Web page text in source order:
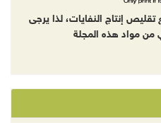
إنتاج النفايات، لذا يرجى
من مواد هذه المجلة